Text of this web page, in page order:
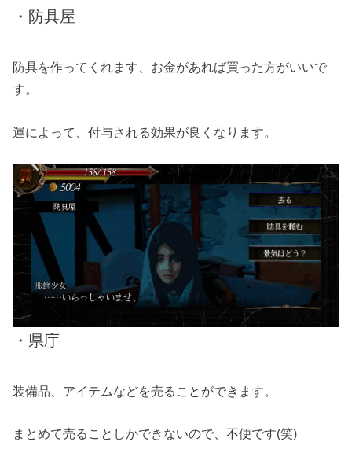
・防具屋
防具を作ってくれます、お金があれば買った方がいいで
す。
運によって、付与される効果が良くなります。
・県庁
装備品、アイテムなどを売ることができます。
まとめて売ることしかできないので、不便です(笑)